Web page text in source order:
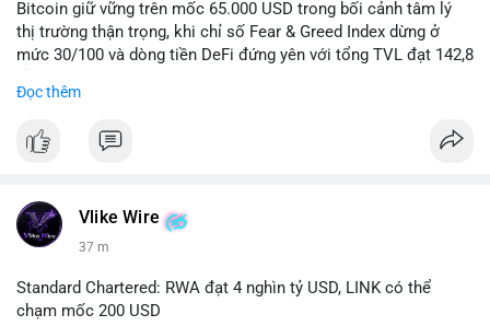
Bitcoin giữ vững trên mốc 65.000 USD trong bối cảnh tâm lý
thị trường thận trọng, khi chỉ số Fear & Greed Index dừng ở
mức 30/100 và dòng tiền DeFi đứng yên với tổng TVL đạt 142,8
tăng gần 3% khi Iran-Oman hứa mở lại eo Hormuz, giảm lo ngại
lớn khác. Đáng chú ý, thanh lý Short chiếm tới 81,7% tổng 35,7
triệu USD thanh lý trong 24h, cho thấy phe bán đang yếu thế.
- DeFi & Công nghệ: Standard Chartered dự báo thị trường RWA
sẽ bùng nổ lên 4 nghìn tỷ USD, kéo theo giá trị token LINK có
Đọc thêm
Vlike Wire
37 m
Standard Chartered: RWA đạt 4 nghìn tỷ USD, LINK có thể
chạm mốc 200 USD